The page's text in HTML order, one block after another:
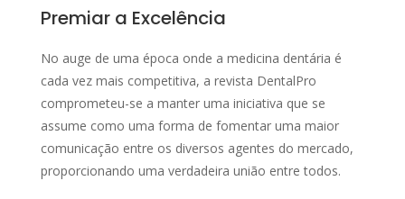
Premiar a Excelência
No auge de uma época onde a medicina dentária é
cada vez mais competitiva, a revista DentalPro
comprometeu-se a manter uma iniciativa que se
assume como uma forma de fomentar uma maior
comunicação entre os diversos agentes do mercado,
proporcionando uma verdadeira união entre todos.